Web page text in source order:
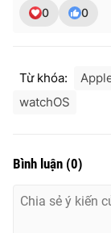
thuận bằng văn
thông tin từ
0 0
Từ khóa:
watchOS
Bình luận (0)